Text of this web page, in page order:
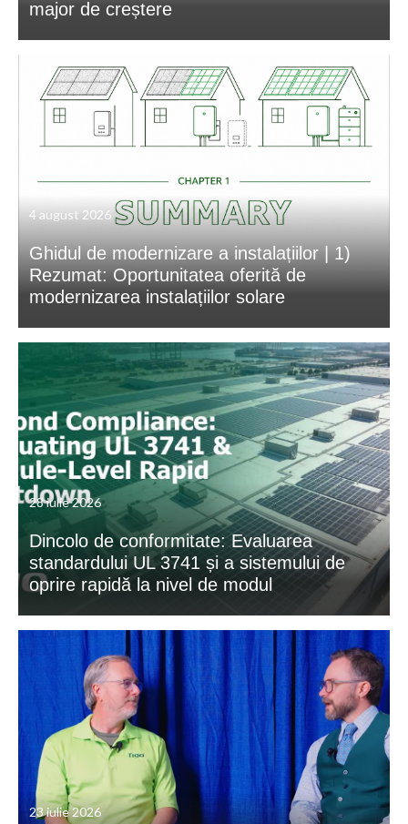
major de creștere
4 august 2026
Ghidul de modernizare a instalațiilor | 1)
Rezumat: Oportunitatea oferită de
modernizarea instalațiilor solare
28 iulie 2026
Dincolo de conformitate: Evaluarea
standardului UL 3741 și a sistemului de
oprire rapidă la nivel de modul
23 iulie 2026